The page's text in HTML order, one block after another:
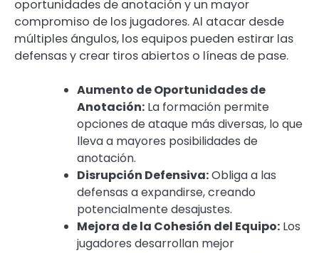
oportunidades de anotación y un mayor
compromiso de los jugadores. Al atacar desde
múltiples ángulos, los equipos pueden estirar las
defensas y crear tiros abiertos o líneas de pase.
Aumento de Oportunidades de
Anotación: La formación permite
opciones de ataque más diversas, lo que
lleva a mayores posibilidades de
anotación.
Disrupción Defensiva:Obliga a las
defensas a expandirse, creando
potencialmente desajustes.
Mejora de la Cohesión del Equipo: Los
jugadores desarrollan mejor